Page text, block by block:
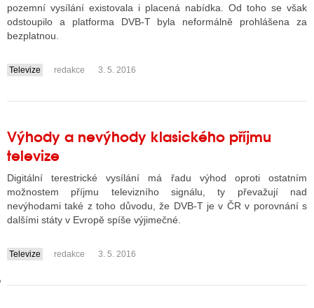
TISK
STÁT BLOGEREM
BLOGERA
pozemní vysílání existovala i placená nabídka. Od toho se však
odstoupilo a platforma DVB-T byla neformálně prohlášena za
bezplatnou.
....
Televize redakce 3. 5. 2016
Výhody a nevýhody klasického příjmu
televize
Digitální terestrické vysílání má řadu výhod oproti ostatním
možnostem příjmu televizního signálu, ty převažují nad
nevýhodami také z toho důvodu, že DVB-T je v ČR v porovnání s
dalšími státy v Evropě spíše výjimečné.
....
Televize redakce 3. 5. 2016